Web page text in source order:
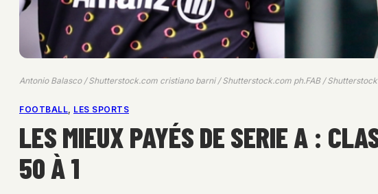
Antonio Balasco / Shutterstock.com cristiano barni / Shutterstock.com ph.FAB /
FOOTBALL, LES SPORTS
LES MIEUX PAYÉS DE SERIE A :
50 À 1